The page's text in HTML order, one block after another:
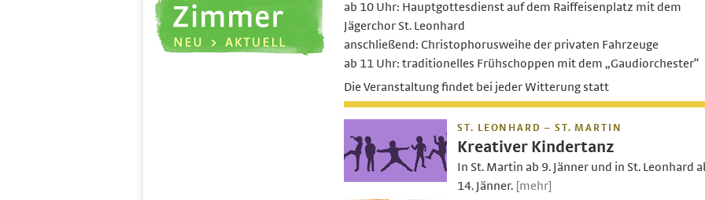
ab 10 Uhr: Hauptgottesdienst auf dem Raiffeisenplatz mit dem
Jägerchor St. Leonhard
anschließend: Christophorusweihe der privaten Fahrzeuge
ab 11 Uhr: traditionelles Frühschoppen mit dem „Gaudiorchester“
Die Veranstaltung findet bei jeder Witterung statt
ST. LEONHARD – ST. MARTIN
Kreativer Kindertanz
In St. Martin ab 9. Jänner und in St. Leonhard
14. Jänner. [mehr]